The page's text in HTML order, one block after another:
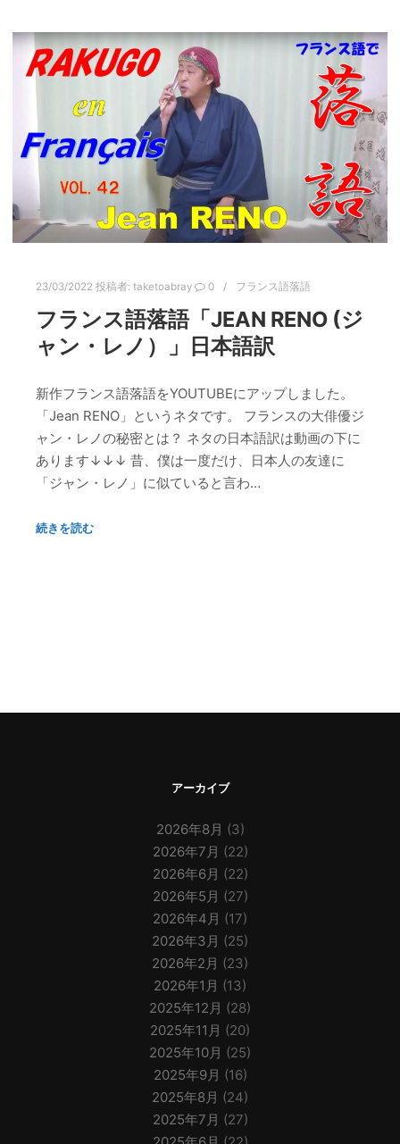
23/03/2022 投稿者: taketoabray 0 フランス語落語
フランス語落語「JEAN RENO (ジ
ャン・レノ）」日本語訳
新作フランス語落語をYOUTUBEにアップしました。
「Jean RENO」というネタです。 フランスの大俳優ジ
ャン・レノの秘密とは？ ネタの日本語訳は動画の下に
あります↓↓↓ 昔、僕は一度だけ、日本人の友達に
「ジャン・レノ」に似ていると言わ…
続きを読む
アーカイブ
2026年8月 (3)
2026年7月 (22)
2026年6月 (22)
2026年5月 (27)
2026年4月 (17)
2026年3月 (25)
2026年2月 (23)
2026年1月 (13)
2025年12月 (28)
2025年11月 (20)
2025年10月 (25)
2025年9月 (16)
2025年8月 (24)
2025年7月 (27)